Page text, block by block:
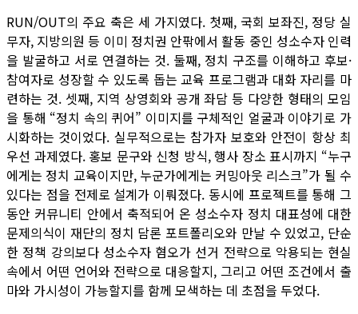
RUN/OUT의 주요 축은 세 가지였다. 첫째, 국회 보좌진, 정당 실
무자, 지방의원 등 이미 정치권 안팎에서 활동 중인 성소수자 인력
을 발굴하고 서로 연결하는 것. 둘째, 정치 구조를 이해하고 후보·
참여자로 성장할 수 있도록 돕는 교육 프로그램과 대화 자리를 마
련하는 것. 셋째, 지역 상영회와 공개 좌담 등 다양한 형태의 모임
을 통해 “정치 속의 퀴어” 이미지를 구체적인 얼굴과 이야기로 가
시화하는 것이었다. 실무적으로는 참가자 보호와 안전이 항상 최
우선 과제였다. 홍보 문구와 신청 방식, 행사 장소 표시까지 “누구
에게는 정치 교육이지만, 누군가에게는 커밍아웃 리스크”가 될 수
있다는 점을 전제로 설계가 이뤄졌다. 동시에 프로젝트를 통해 그
동안 커뮤니티 안에서 축적되어 온 성소수자 정치 대표성에 대한
문제의식이 재단의 정치 담론 포트폴리오와 만날 수 있었고, 단순
한 정책 강의보다 성소수자 혐오가 선거 전략으로 악용되는 현실
속에서 어떤 언어와 전략으로 대응할지, 그리고 어떤 조건에서 출
마와 가시성이 가능할지를 함께 모색하는 데 초점을 두었다.